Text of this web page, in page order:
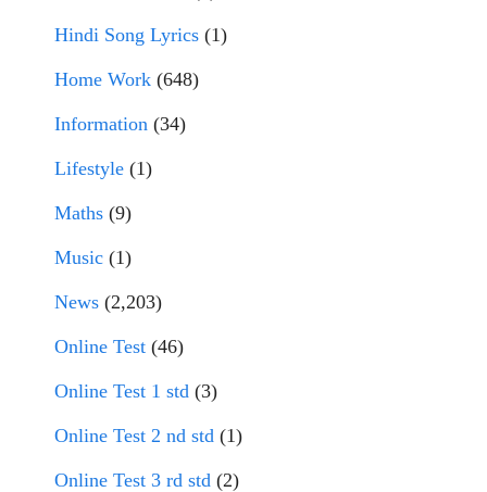
Hindi Song Lyrics (1)
Home Work (648)
Information (34)
Lifestyle (1)
Maths (9)
Music (1)
News (2,203)
Online Test (46)
Online Test 1 std (3)
Online Test 2 nd std (1)
Online Test 3 rd std (2)